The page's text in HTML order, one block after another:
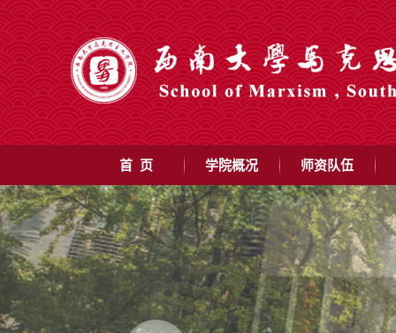
首 页 学院概况 师资队伍